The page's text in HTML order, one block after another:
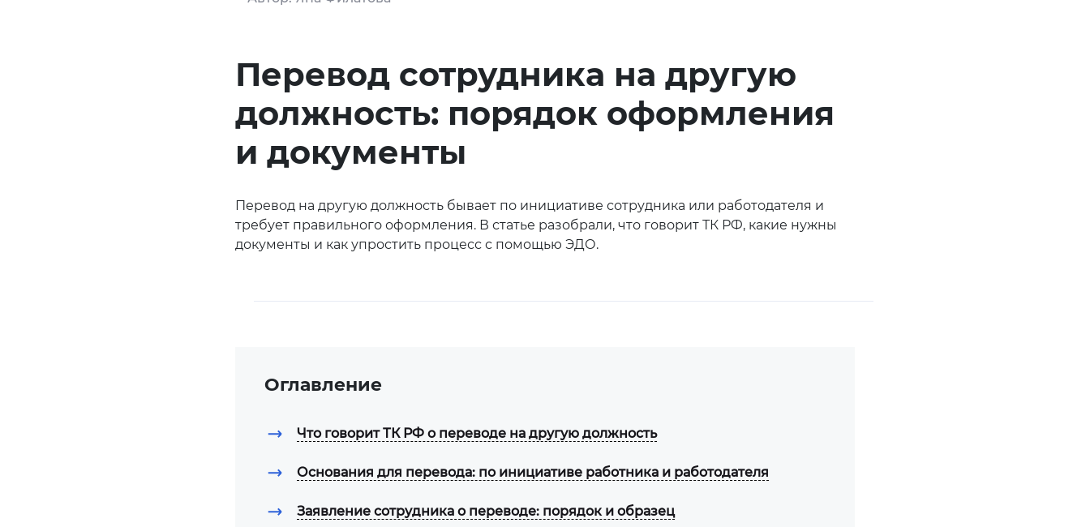
Перевод сотрудника на другую
должность: порядок оформления
и документы
Перевод на другую должность бывает по инициативе сотрудника или работодателя и
требует правильного оформления. В статье разобрали, что говорит ТК РФ, какие нужны
документы и как упростить процесс с помощью ЭДО.
Оглавление
Что говорит ТК РФ о переводе на другую должность
Основания для перевода: по инициативе работника и работодателя
Заявление сотрудника о переводе: порядок и образец